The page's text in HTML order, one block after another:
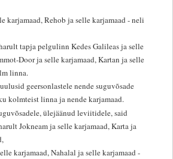
karjamaad, Rehob ja selle karjamaad - neli
tapja pelgulinn Kedes Galileas ja selle
Door ja selle karjamaad, Kartan ja selle
linna.
geersonlastele nende suguvõsade
kolmteist linna ja nende karjamaad.
ülejäänud leviitidele, said
Jokneam ja selle karjamaad, Karta ja
karjamaad, Nahalal ja selle karjamaad -